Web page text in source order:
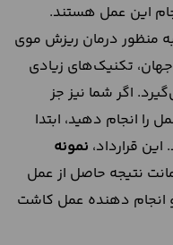
این عمل هستند.
منظور درمان ریزش موی
تکنیک‌های زیادی
اگر شما نیز جز
انجام دهید، ابتدا
قرارداد، نمونه
نتیجه حاصل از عمل
انجام دهنده عمل کاشت